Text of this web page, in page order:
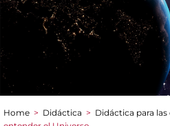
Home > Didáctica > Didáctica para las